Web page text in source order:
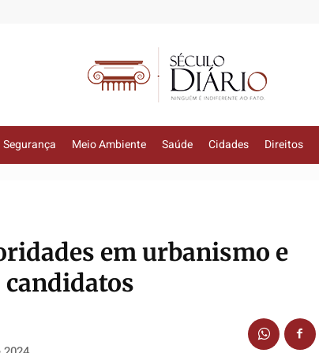
Segurança Meio Ambiente Saúde Cidades Direitos
em urbanismo e